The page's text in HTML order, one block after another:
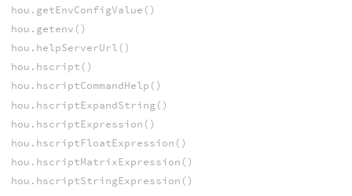
hou.getEnvConfigValue()
hou.getenv()
hou.helpServerUrl()
hou.hscript()
hou.hscriptCommandHelp()
hou.hscriptExpandString()
hou.hscriptExpression()
hou.hscriptFloatExpression()
hou.hscriptMatrixExpression()
hou.hscriptStringExpression()